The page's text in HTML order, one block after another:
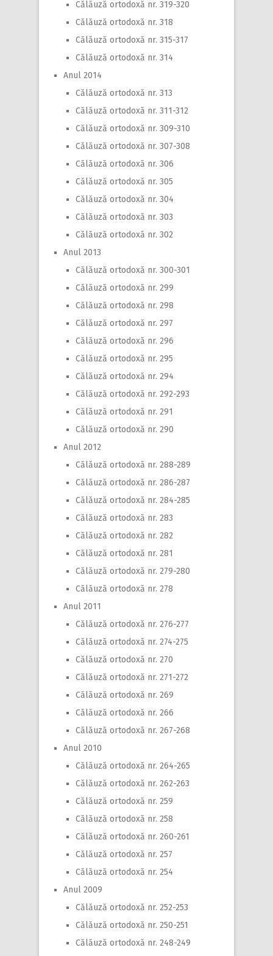
Călăuză ortodoxă nr. 319-320
Călăuză ortodoxă nr. 318
Călăuză ortodoxă nr. 315-317
Călăuză ortodoxă nr. 314
Anul 2014
Călăuză ortodoxă nr. 313
Călăuză ortodoxă nr. 311-312
Călăuză ortodoxă nr. 309-310
Călăuză ortodoxă nr. 307-308
Călăuză ortodoxă nr. 306
Călăuză ortodoxă nr. 305
Călăuză ortodoxă nr. 304
Călăuză ortodoxă nr. 303
Călăuză ortodoxă nr. 302
Anul 2013
Călăuză ortodoxă nr. 300-301
Călăuză ortodoxă nr. 299
Călăuză ortodoxă nr. 298
Călăuză ortodoxă nr. 297
Călăuză ortodoxă nr. 296
Călăuză ortodoxă nr. 295
Călăuză ortodoxă nr. 294
Călăuză ortodoxă nr. 292-293
Călăuză ortodoxă nr. 291
Călăuză ortodoxă nr. 290
Anul 2012
Călăuză ortodoxă nr. 288-289
Călăuză ortodoxă nr. 286-287
Călăuză ortodoxă nr. 284-285
Călăuză ortodoxă nr. 283
Călăuză ortodoxă nr. 282
Călăuză ortodoxă nr. 281
Călăuză ortodoxă nr. 279-280
Călăuză ortodoxă nr. 278
Anul 2011
Călăuză ortodoxă nr. 276-277
Călăuză ortodoxă nr. 274-275
Călăuză ortodoxă nr. 270
Călăuză ortodoxă nr. 271-272
Călăuză ortodoxă nr. 269
Călăuză ortodoxă nr. 266
Călăuză ortodoxă nr. 267-268
Anul 2010
Călăuză ortodoxă nr. 264-265
Călăuză ortodoxă nr. 262-263
Călăuză ortodoxă nr. 259
Călăuză ortodoxă nr. 258
Călăuză ortodoxă nr. 260-261
Călăuză ortodoxă nr. 257
Călăuză ortodoxă nr. 254
Anul 2009
Călăuză ortodoxă nr. 252-253
Călăuză ortodoxă nr. 250-251
Călăuză ortodoxă nr. 248-249